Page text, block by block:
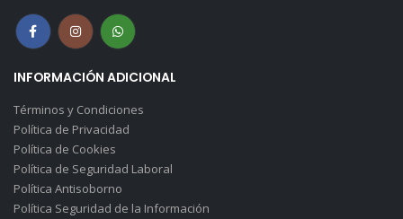
INFORMACIÓN ADICIONAL
Términos y Condiciones
Política de Privacidad
Política de Cookies
Política de Seguridad Laboral
Política Antisoborno
Política Seguridad de la Información